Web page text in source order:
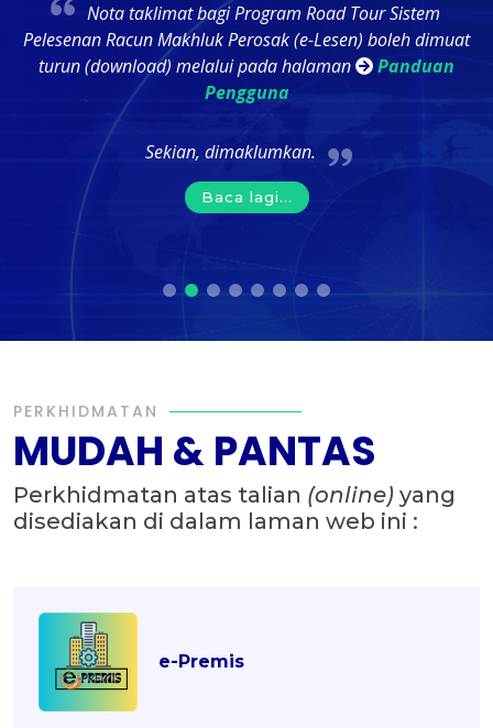
Nota taklimat bagi Program Road Tour Sistem
Pelesenan Racun Makhluk Perosak (e-Lesen) boleh dimuat
turun (download) melalui pada halaman
Panduan
Pengguna
Sekian, dimaklumkan.
Baca lagi...
PERKHIDMATAN
MUDAH & PANTAS
Perkhidmatan atas talian (online) yang
disediakan di dalam laman web ini :
e-Premis